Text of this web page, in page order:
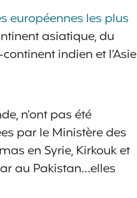
européennes les plus
asiatique, du
indien et l’Asie
n’ont pas été
par le Ministère des
en Syrie, Kirkouk et
au Pakistan…elles